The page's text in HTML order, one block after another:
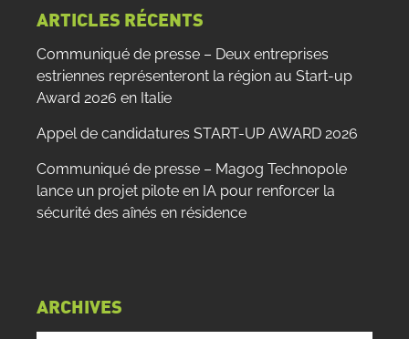
ARTICLES RÉCENTS
Communiqué de presse – Deux entreprises
estriennes représenteront la région au Start-up
Award 2026 en Italie
Appel de candidatures START-UP AWARD 2026
Communiqué de presse – Magog Technopole
lance un projet pilote en IA pour renforcer la
sécurité des aînés en résidence
ARCHIVES